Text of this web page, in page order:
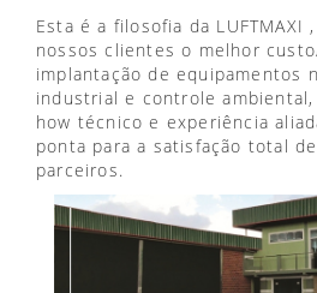
Esta é a filosofia da LUFTMAXI
nossos clientes o melhor
implantação de equipamentos
industrial e controle
how técnico e experiência
ponta para a satisfação total
parceiros.